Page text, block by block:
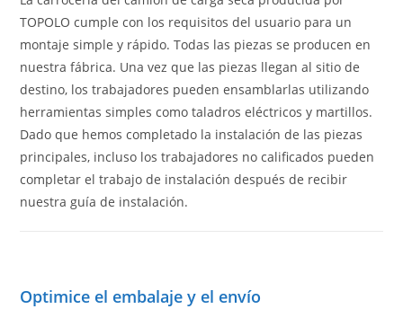
TOPOLO cumple con los requisitos del usuario para un
montaje simple y rápido. Todas las piezas se producen en
nuestra fábrica. Una vez que las piezas llegan al sitio de
destino, los trabajadores pueden ensamblarlas utilizando
herramientas simples como taladros eléctricos y martillos.
Dado que hemos completado la instalación de las piezas
principales, incluso los trabajadores no calificados pueden
completar el trabajo de instalación después de recibir
nuestra guía de instalación.
Optimice el embalaje y el envío